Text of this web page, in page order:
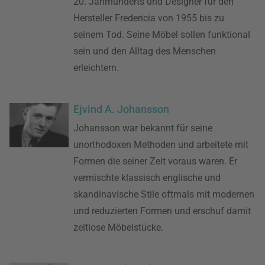
Hersteller Fredericia von 1955 bis zu
seinem Tod. Seine Möbel sollen funktional
sein und den Alltag des Menschen
erleichtern.
Ejvind A. Johansson
Johansson war bekannt für seine
unorthodoxen Methoden und arbeitete mit
Formen die seiner Zeit voraus waren. Er
vermischte klassisch englische und
skandinavische Stile oftmals mit modernen
und reduzierten Formen und erschuf damit
zeitlose Möbelstücke.